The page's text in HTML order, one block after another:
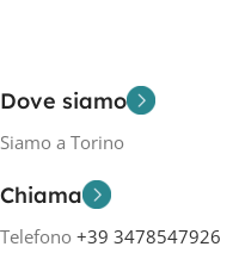
Dove siamo
Siamo a Torino
Chiama
Telefono +39 3478547926